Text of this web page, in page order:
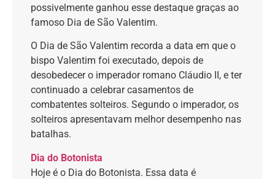
possivelmente ganhou esse destaque graças ao
famoso Dia de São Valentim.
O Dia de São Valentim recorda a data em que o
bispo Valentim foi executado, depois de
desobedecer o imperador romano Cláudio II, e ter
continuado a celebrar casamentos de
combatentes solteiros. Segundo o imperador, os
solteiros apresentavam melhor desempenho nas
batalhas.
Dia do Botonista
Hoje é o Dia do Botonista. Essa data é